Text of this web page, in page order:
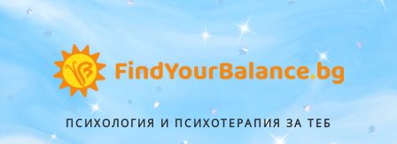
ПСИХОЛОГИЯ И ПСИХОТЕРАПИЯ ЗА ТЕБ